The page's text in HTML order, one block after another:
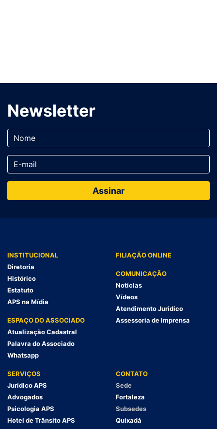
Newsletter
INSTITUCIONAL
Diretoria
Histórico
Estatuto
APS na Mídia
ESPAÇO DO ASSOCIADO
Atualização Cadastral
Palavra do Associado
Whatsapp
FILIAÇÃO ONLINE
COMUNICAÇÃO
Notícias
Vídeos
Atendimento Jurídico
Assessoria de Imprensa
SERVIÇOS
Jurídico APS
Advogados
Psicologia APS
Hotel de Trânsito APS
CONTATO
Sede
Fortaleza
Subsedes
Quixadá